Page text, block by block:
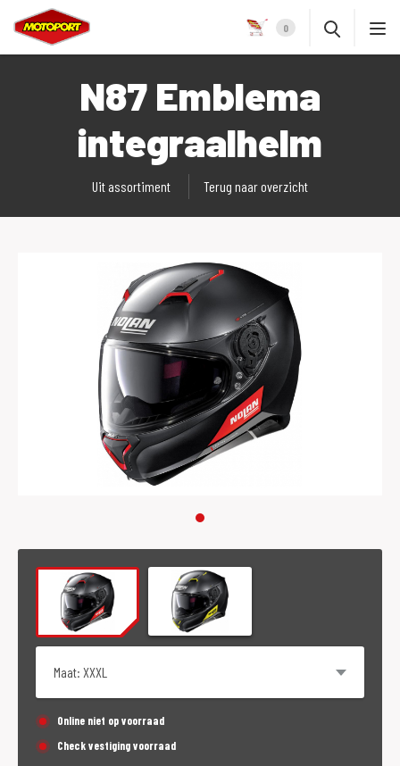
0
N87 Emblema
integraalhelm
Uit assortiment Terug naar overzicht
Online niet op voorraad
Check vestiging voorraad